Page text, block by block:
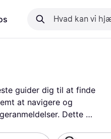
guider dig til at finde
at navigere og
Dette